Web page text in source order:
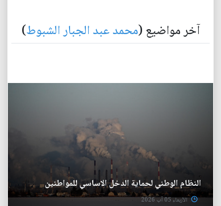
آخر مواضيع (محمد عبد الجبار الشبوط)
النظام الوطني لحماية الدخل الاساسي للمواطنين
الأربعاء 05 آب 2026